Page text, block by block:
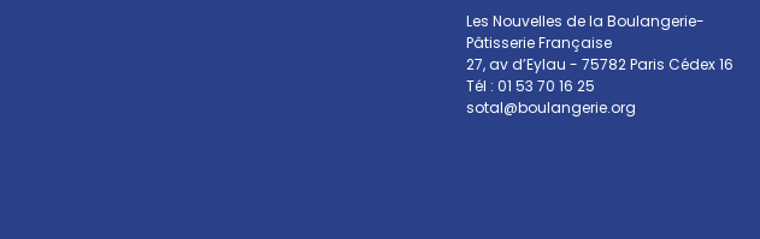
Les Nouvelles de la Boulangerie-
Pâtisserie Française
27, av d’Eylau - 75782 Paris Cédex 16
Tél : 01 53 70 16 25
sotal@boulangerie.org